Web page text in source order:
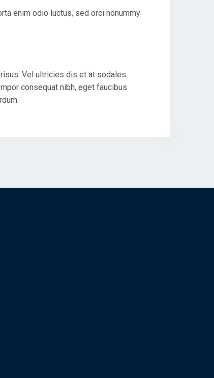
enim odio luctus, sed orci nonummy
Vel ultricies dis et at sodales.
consequat nibh, eget faucibus